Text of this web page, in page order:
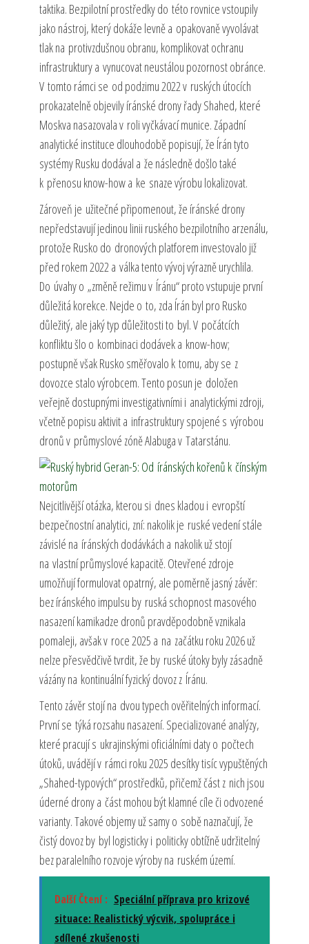
taktika. Bezpilotní prostředky do této rovnice vstoupily
jako nástroj, který dokáže levně a opakovaně vyvolávat
tlak na protivzdušnou obranu, komplikovat ochranu
infrastruktury a vynucovat neustálou pozornost obránce.
V tomto rámci se od podzimu 2022 v ruských útocích
prokazatelně objevily íránské drony řady Shahed, které
Moskva nasazovala v roli vyčkávací munice. Západní
analytické instituce dlouhodobě popisují, že Írán tyto
systémy Rusku dodával a že následně došlo také
k přenosu know-how a ke snaze výrobu lokalizovat.
Zároveň je užitečné připomenout, že íránské drony
nepředstavují jedinou linii ruského bezpilotního arzenálu,
protože Rusko do dronových platforem investovalo již
před rokem 2022 a válka tento vývoj výrazně urychlila.
Do úvahy o „změně režimu v Íránu“ proto vstupuje první
důležitá korekce. Nejde o to, zda Írán byl pro Rusko
důležitý, ale jaký typ důležitosti to byl. V počátcích
konfliktu šlo o kombinaci dodávek a know-how;
postupně však Rusko směřovalo k tomu, aby se z
dovozce stalo výrobcem. Tento posun je doložen
veřejně dostupnými investigativními i analytickými zdroji,
včetně popisu aktivit a infrastruktury spojené s výrobou
dronů v průmyslové zóně Alabuga v Tatarstánu.
Nejcitlivější otázka, kterou si dnes kladou i evropští
bezpečnostní analytici, zní: nakolik je ruské vedení stále
závislé na íránských dodávkách a nakolik už stojí
na vlastní průmyslové kapacitě. Otevřené zdroje
umožňují formulovat opatrný, ale poměrně jasný závěr:
bez íránského impulsu by ruská schopnost masového
nasazení kamikadze dronů pravděpodobně vznikala
pomaleji, avšak v roce 2025 a na začátku roku 2026 už
nelze přesvědčivě tvrdit, že by ruské útoky byly zásadně
vázány na kontinuální fyzický dovoz z Íránu.
Tento závěr stojí na dvou typech ověřitelných informací.
První se týká rozsahu nasazení. Specializované analýzy,
které pracují s ukrajinskými oficiálními daty o počtech
útoků, uvádějí v rámci roku 2025 desítky tisíc vypuštěných
„Shahed-typových“ prostředků, přičemž část z nich jsou
úderné drony a část mohou být klamné cíle či odvozené
varianty. Takové objemy už samy o sobě naznačují, že
čistý dovoz by byl logisticky i politicky obtížně udržitelný
bez paralelního rozvoje výroby na ruském území.
Další Čtení : Speciální příprava pro krizové
situace: Realistický výcvik, spolupráce i
sdílené zkušenosti